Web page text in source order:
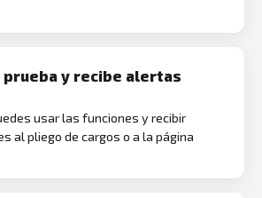
prueba y recibe alertas
usar las funciones y recibir
al pliego de cargos o a la página